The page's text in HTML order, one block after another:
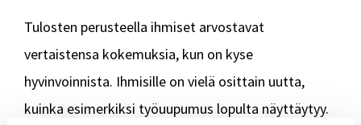
Tulosten perusteella ihmiset arvostavat
vertaistensa kokemuksia, kun on kyse
hyvinvoinnista. Ihmisille on vielä osittain uutta,
kuinka esimerkiksi työuupumus lopulta näyttäytyy.